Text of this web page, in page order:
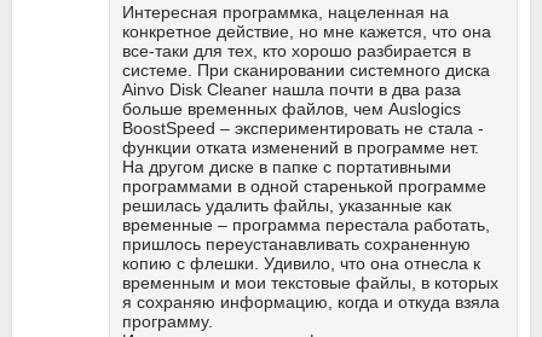
Интересная программка, нацеленная на
конкретное действие, но мне кажется, что она
все-таки для тех, кто хорошо разбирается в
системе. При сканировании системного диска
Ainvo Disk Cleaner нашла почти в два раза
больше временных файлов, чем Auslogics
BoostSpeed – экспериментировать не стала -
функции отката изменений в программе нет.
На другом диске в папке с портативными
программами в одной старенькой программе
решилась удалить файлы, указанные как
временные – программа перестала работать,
пришлось переустанавливать сохраненную
копию с флешки. Удивило, что она отнесла к
временным и мои текстовые файлы, в которых
я сохраняю информацию, когда и откуда взяла
программу.